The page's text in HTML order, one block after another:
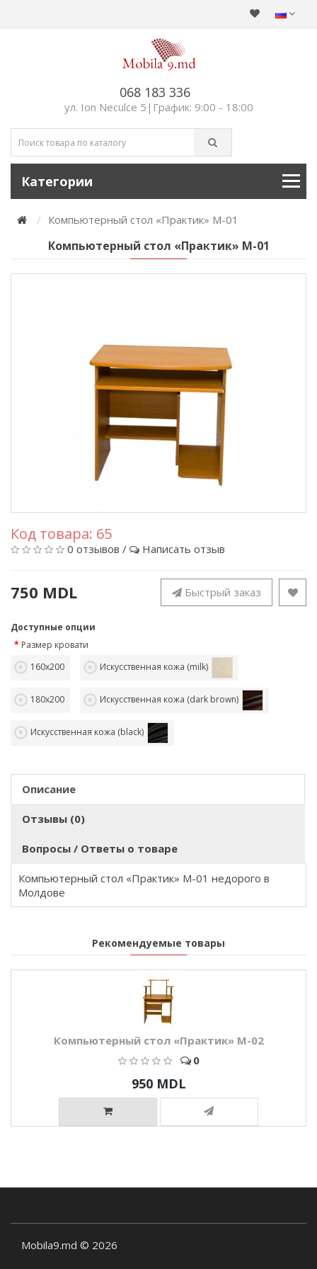
068 183 336
ул. Ion Neculce 5|График: 9:00 - 18:00
Категории
Компьютерный стол «Практик» M-01
Компьютерный стол «Практик» M-01
Код товара: 65
0 отзывов / Написать отзыв
750 MDL Быстрый заказ
Доступные опции
Размер кровати
160х200
Искусственная кожа (milk)
180х200 Искусственная кожа (dark brown)
Искусственная кожа (black)
Описание
Отзывы (0)
Вопросы / Ответы о товаре
Компьютерный стол «Практик» M-01 недорого в
Молдове
Рекомендуемые товары
Компьютерный стол «Практик» M-02
0
950 MDL
Mobila9.md © 2026